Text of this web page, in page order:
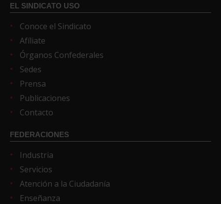
EL SINDICATO USO
Conoce el Sindicato
Afíliate
Órganos Confederales
Sedes
Prensa
Publicaciones
Contacto
FEDERACIONES
Industria
Servicios
Atención a la Ciudadanía
Enseñanza